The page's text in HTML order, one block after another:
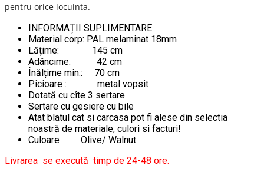
pentru orice locuinta.
INFORMAȚII SUPLIMENTARE
Material corp: PAL melaminat 18mm
Lățime: 145 cm
Adâncime: 42 cm
Înălțime min.: 70 cm
Picioare : metal vopsit
Dotată cu cîte 3 sertare
Sertare cu gesiere cu bile
Atat blatul cat si carcasa pot fi alese din selectia
noastră de materiale, culori si facturi!
Culoare Olive/ Walnut
Livrarea se execută timp de 24-48 ore.